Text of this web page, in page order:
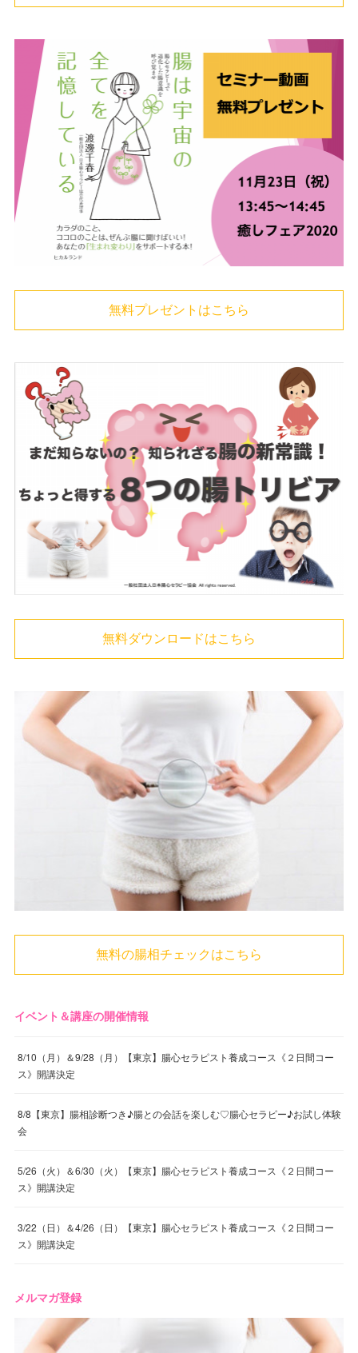
無料プレゼントはこちら
無料ダウンロードはこちら
無料の腸相チェックはこちら
イベント＆講座の開催情報
8/10（月）＆9/28（月）【東京】腸心セラピスト養成コース《２日間コー
ス》開講決定
8/8【東京】腸相診断つき♪腸との会話を楽しむ♡腸心セラピー♪お試し体験
会
5/26（火）＆6/30（火）【東京】腸心セラピスト養成コース《２日間コー
ス》開講決定
3/22（日）＆4/26（日）【東京】腸心セラピスト養成コース《２日間コー
ス》開講決定
メルマガ登録